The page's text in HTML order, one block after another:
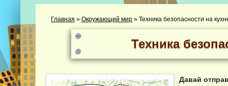
Главная » Окружающий мир » Техника безопасности на
Техника
Давай